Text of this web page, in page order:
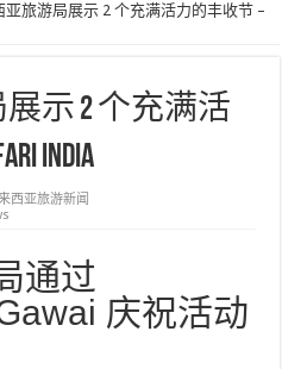
亚旅游局展示 2 个充满活力的丰收节 –
示 2 个充满活
India
西亚旅游新闻
通过
庆祝活动